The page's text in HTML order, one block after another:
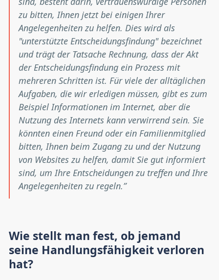
zu bitten, Ihnen jetzt bei einigen Ihrer
Angelegenheiten zu helfen. Dies wird als
"unterstützte Entscheidungsfindung" bezeichnet
und trägt der Tatsache Rechnung, dass der Akt
der Entscheidungsfindung ein Prozess mit
mehreren Schritten ist. Für viele der alltäglichen
Aufgaben, die wir erledigen müssen, gibt es zum
Beispiel Informationen im Internet, aber die
Nutzung des Internets kann verwirrend sein. Sie
könnten einen Freund oder ein Familienmitglied
bitten, Ihnen beim Zugang zu und der Nutzung
von Websites zu helfen, damit Sie gut informiert
sind, um Ihre Entscheidungen zu treffen und Ihre
Angelegenheiten zu regeln.
Wie stellt man fest, ob jemand
seine Handlungsfähigkeit verloren
hat?